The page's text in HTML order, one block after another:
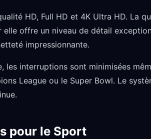
HD, Full HD et 4K Ultra HD. La
offre un niveau de détail
impressionnante.
les interruptions sont minimisées
League ou le Super Bowl. Le
pour le Sport